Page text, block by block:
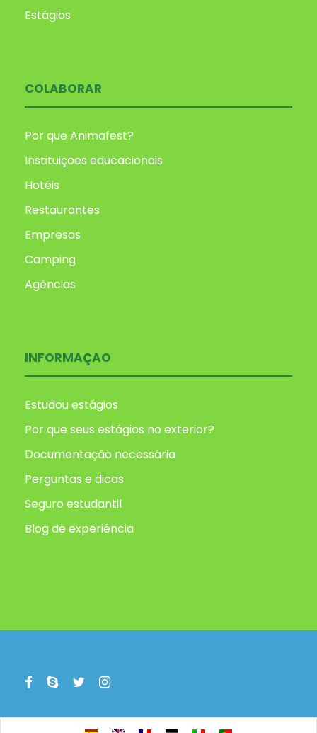
Estágios
COLABORAR
Por que Animafest?
Instituições educacionais
Hotéis
Restaurantes
Empresas
Camping
Agências
INFORMAÇAO
Estudou estágios
Por que seus estágios no exterior?
Documentação necessária
Perguntas e dicas
Seguro estudantil
Blog de experiência